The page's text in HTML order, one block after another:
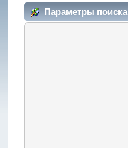
Параметры поиска